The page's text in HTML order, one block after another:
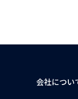
会社につい